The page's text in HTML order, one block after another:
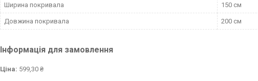
Ширина покривала 150 см
Довжина покривала 200 см
Інформація для замовлення
Ціна: 599,30 ₴